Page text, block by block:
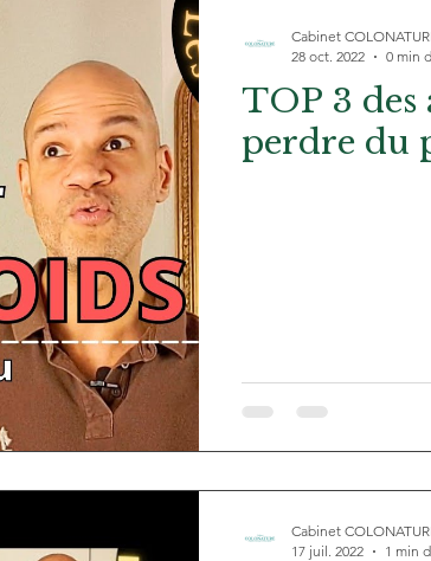
TOP 3
perdre du
Cabinet
28 oct. 2022
0 min
Cabinet
17 juil. 2022
1 min